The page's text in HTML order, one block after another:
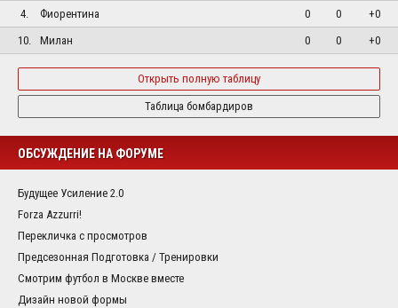
4.
Фиорентина 0 0
+0
10.
Милан 0 0 +0
Открыть полную таблицу
Таблица бомбардиров
ОБСУЖДЕНИЕ НА ФОРУМЕ
Будущее Усиление 2.0
Forza Azzurri!
Перекличка с просмотров
Предсезонная Подготовка / Тренировки
Смотрим футбол в Москве вместе
Дизайн новой формы